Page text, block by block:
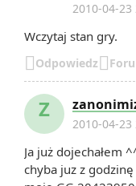
2010-04-23
Wczytaj stan gry.
Odpowiedz
Z
2010-04-23
Ja już dojechałem
chyba juz z